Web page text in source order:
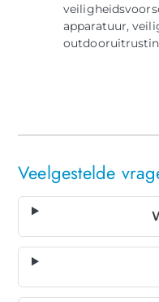
apparatuur,
Veelgestelde